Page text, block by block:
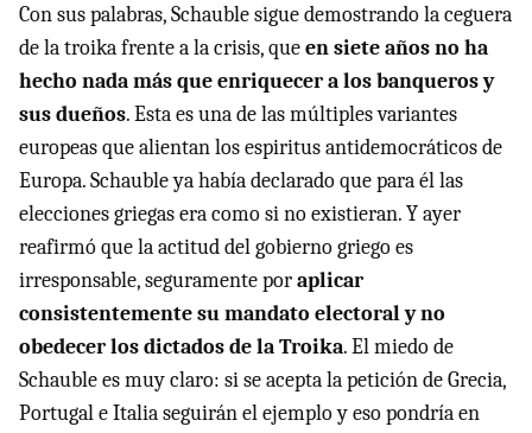
Con sus palabras, Schauble sigue demostrando la ceguera
de la troika frente a la crisis, queen siete años no ha
hecho nada más que enriquecer a los banqueros y
sus dueños. Esta es una de las múltiples variantes
europeas que alientan los espiritus antidemocráticos de
Europa. Schauble ya había declarado que para él las
elecciones griegas era como si no existieran. Y ayer
reafirmó que la actitud del gobierno griego es
irresponsable, seguramente poraplicar
consistentemente su mandato electoral y no
obedecer los dictados de la Troika. El miedo de
Schauble es muy claro: si se acepta la petición de Grecia,
Portugal e Italia seguirán el ejemplo y eso pondría en